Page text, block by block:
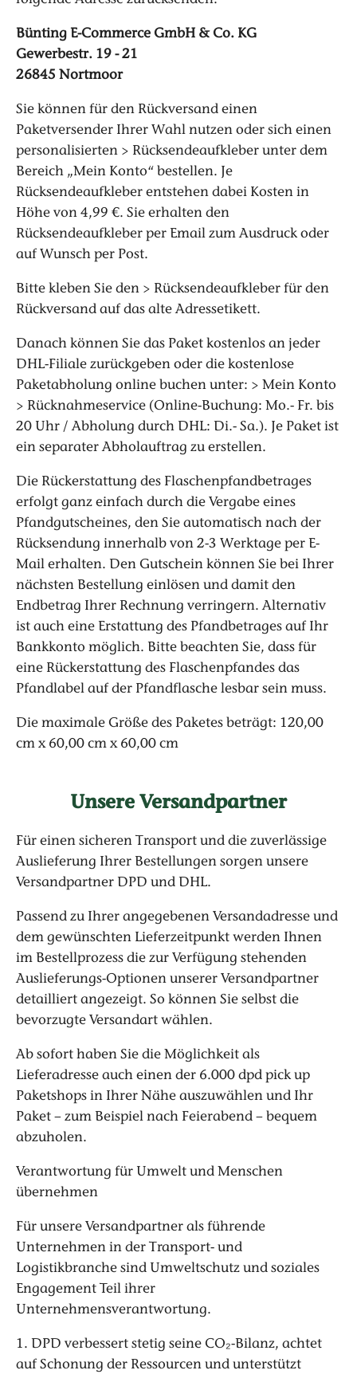
Bünting E-Commerce GmbH & Co. KG
Gewerbestr. 19 - 21
26845 Nortmoor
Sie können für den Rückversand einen
Paketversender Ihrer Wahl nutzen oder sich einen
personalisierten > Rücksendeaufkleber unter dem
Bereich „Mein Konto“ bestellen. Je
Rücksendeaufkleber entstehen dabei Kosten in
Höhe von 4,99 €. Sie erhalten den
Rücksendeaufkleber per Email zum Ausdruck oder
auf Wunsch per Post.
Bitte kleben Sie den > Rücksendeaufkleber für den
Rückversand auf das alte Adressetikett.
Danach können Sie das Paket kostenlos an jeder
DHL-Filiale zurückgeben oder die kostenlose
Paketabholung online buchen unter: > Mein Konto
> Rücknahmeservice (Online-Buchung: Mo.- Fr. bis
20 Uhr / Abholung durch DHL: Di.- Sa.). Je Paket ist
ein separater Abholauftrag zu erstellen.
Die Rückerstattung des Flaschenpfandbetrages
erfolgt ganz einfach durch die Vergabe eines
Pfandgutscheines, den Sie automatisch nach der
Rücksendung innerhalb von 2-3 Werktage per E-
Mail erhalten. Den Gutschein können Sie bei Ihrer
nächsten Bestellung einlösen und damit den
Endbetrag Ihrer Rechnung verringern. Alternativ
ist auch eine Erstattung des Pfandbetrages auf Ihr
Bankkonto möglich. Bitte beachten Sie, dass für
eine Rückerstattung des Flaschenpfandes das
Pfandlabel auf der Pfandflasche lesbar sein muss.
Die maximale Größe des Paketes beträgt: 120,00
cm x 60,00 cm x 60,00 cm
Unsere Versandpartner
Für einen sicheren Transport und die zuverlässige
Auslieferung Ihrer Bestellungen sorgen unsere
Versandpartner DPD und DHL.
Passend zu Ihrer angegebenen Versandadresse und
dem gewünschten Lieferzeitpunkt werden Ihnen
im Bestellprozess die zur Verfügung stehenden
Auslieferungs-Optionen unserer Versandpartner
detailliert angezeigt. So können Sie selbst die
bevorzugte Versandart wählen.
Ab sofort haben Sie die Möglichkeit als
Lieferadresse auch einen der 6.000 dpd pick up
Paketshops in Ihrer Nähe auszuwählen und Ihr
Paket – zum Beispiel nach Feierabend – bequem
abzuholen.
Verantwortung für Umwelt und Menschen
übernehmen
Für unsere Versandpartner als führende
Unternehmen in der Transport- und
Logistikbranche sind Umweltschutz und soziales
Engagement Teil ihrer
Unternehmensverantwortung.
1. DPD verbessert stetig seine CO₂-Bilanz, achtet
auf Schonung der Ressourcen und unterstützt